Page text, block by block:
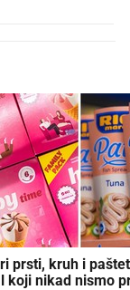
prsti, kruh i
koji nikad nismo